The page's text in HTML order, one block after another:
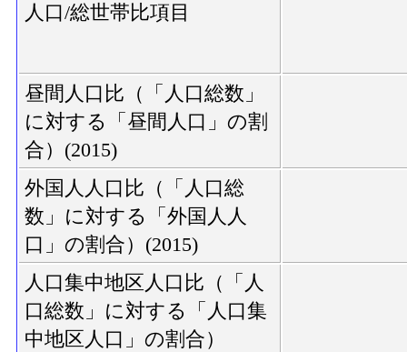
人口/総世帯比項目
昼間人口比（「人口総数」
に対する「昼間人口」の割
合）(2015)
外国人人口比（「人口総
数」に対する「外国人人
口」の割合）(2015)
人口集中地区人口比（「人
口総数」に対する「人口集
中地区人口」の割合）